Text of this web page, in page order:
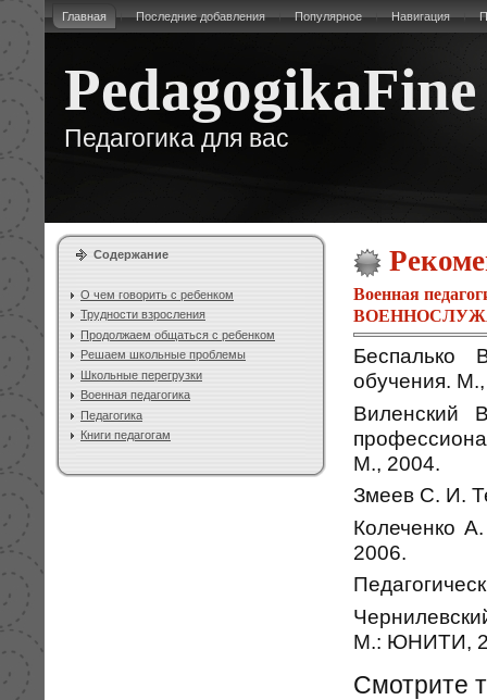
Главная Последние добавления Популярное Навигация
PedagogikaFine
Педагогика для вас
Содержание
О чем говорить с ребенком
Трудности взросления
Продолжаем общаться с ребенком
Решаем школьные проблемы
Школьные перегрузки
Военная педагогика
Педагогика
Книги педагогам
Военная
Беспалько
обучения.
М., 2004.
Змеев С. И.
Колеченко
2006.
М.: ЮНИТИ,
Смотрите